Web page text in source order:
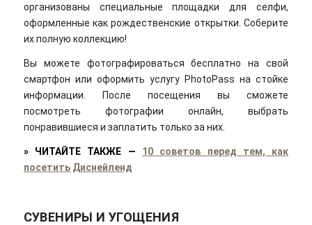
организованы специальные площадки для селфи,
оформленные как рождественские открытки. Соберите
их полную коллекцию!
Вы можете фотографироваться бесплатно на свой
смартфон или оформить услугу PhotoPass на стойке
информации. После посещения вы сможете
посмотреть фотографии онлайн, выбрать
понравившиеся и заплатить только за них.
» ЧИТАЙТЕ ТАКЖЕ — 10 советов перед тем, как
посетить Диснейленд
СУВЕНИРЫ И УГОЩЕНИЯ